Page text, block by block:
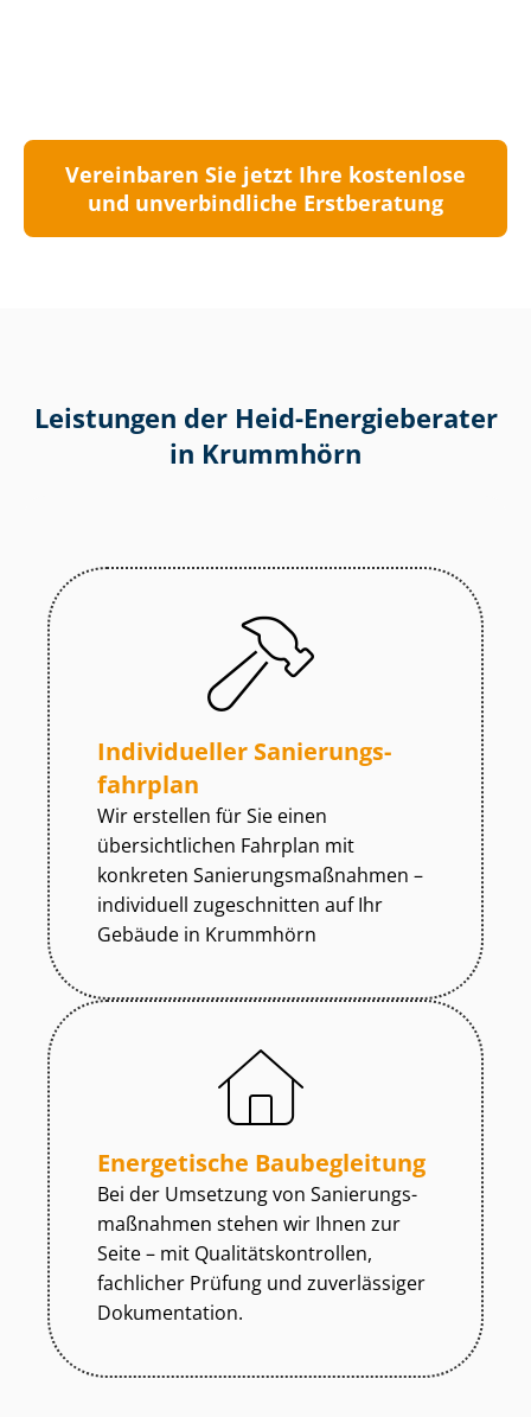
Vereinbaren Sie jetzt Ihre kostenlose
und unverbindliche Erstberatung
Leistungen der Heid-Energieberater
in Krummhörn
Individueller Sa­nie­rungs­
fahr­plan
Wir erstellen für Sie einen
übersichtlichen Fahrplan mit
konkreten Sa­nie­rungs­maß­nah­men –
individuell zugeschnitten auf Ihr
Gebäude in Krummhörn
Energetische Baubegleitung
Bei der Umsetzung von Sa­nie­rungs­
maß­nah­men stehen wir Ihnen zur
Seite – mit Qua­li­täts­kon­trol­len,
fachlicher Prüfung und zuverlässiger
Dokumentation.